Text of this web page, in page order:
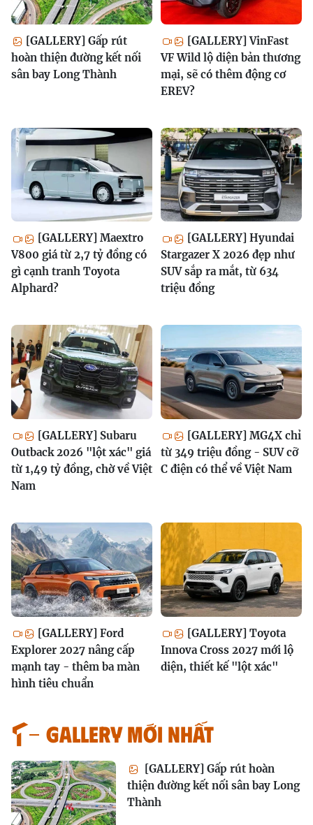
[GALLERY] Gấp rút
hoàn thiện đường kết nối
sân bay Long Thành
[GALLERY] VinFast
VF Wild lộ diện bản thương
mại, sẽ có thêm động cơ
EREV?
[GALLERY] Maextro
V800 giá từ 2,7 tỷ đồng có
gì cạnh tranh Toyota
Alphard?
[GALLERY] Hyundai
Stargazer X 2026 đẹp như
SUV sắp ra mắt, từ 634
triệu đồng
[GALLERY] Subaru
Outback 2026 "lột xác" giá
từ 1,49 tỷ đồng, chờ về Việt
Nam
[GALLERY] MG4X chỉ
từ 349 triệu đồng - SUV cỡ
C điện có thể về Việt Nam
[GALLERY] Ford
Explorer 2027 nâng cấp
mạnh tay - thêm ba màn
hình tiêu chuẩn
[GALLERY] Toyota
Innova Cross 2027 mới lộ
diện, thiết kế "lột xác"
GALLERY MỚI NHẤT
[GALLERY] Gấp rút hoàn
thiện đường kết nối sân bay Long
Thành